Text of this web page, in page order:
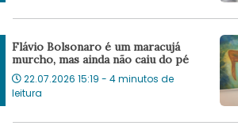
Flávio Bolsonaro é um maracujá
murcho, mas ainda não caiu do pé
22.07.2026 15:19 - 4 minutos de
leitura